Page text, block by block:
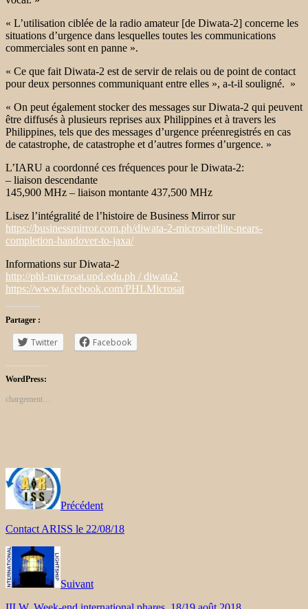
« L’utilisation ciblée de la radio amateur [de Diwata-2] concerne les
situations d’urgence dans lesquelles toutes les communications
commerciales sont en panne ».
« Ce que fait Diwata-2 est de servir de relais ou de point de contact
pour deux personnes communiquant entre elles », a-t-il souligné. »
« On peut également stocker des messages sur Diwata-2 qui peuvent
être diffusés à plusieurs reprises aux Philippines et à travers les
Philippines, tels que des messages d’urgence préenregistrés en cas
de catastrophe, de catastrophe et d’autres formes d’urgence. »
L’IARU a coordonné ces fréquences pour le Diwata-2:
– liaison descendante
145,900 MHz – liaison montante 437,500 MHz
Lisez l’intégralité de l’histoire de Business Mirror sur
https://businessmirror.com.ph/diwata-2-microsatellite-nears-
completion-handover-to-jaxa/
Informations sur Diwata-2
http://phl-microsat.upd.edu.ph / diwata2
https://www.facebook.com/PHLMicrosat
Partager :
Twitter Facebook
WordPress:
chargement…
Précédent
Contact ARISS le 22/08/18
Suivant